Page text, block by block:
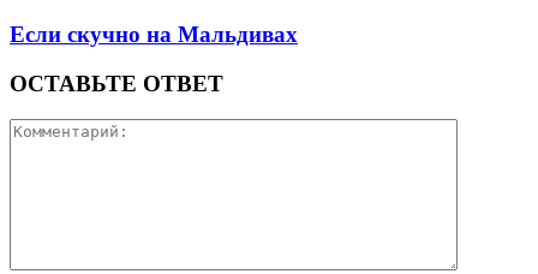
Если скучно на Мальдивах
ОСТАВЬТЕ ОТВЕТ